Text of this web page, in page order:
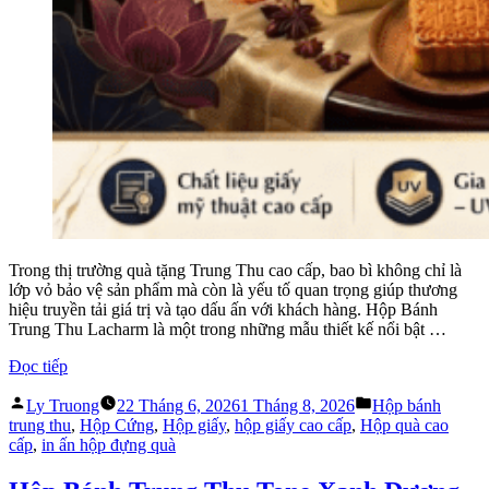
Trong thị trường quà tặng Trung Thu cao cấp, bao bì không chỉ là
lớp vỏ bảo vệ sản phẩm mà còn là yếu tố quan trọng giúp thương
hiệu truyền tải giá trị và tạo dấu ấn với khách hàng. Hộp Bánh
Trung Thu Lacharm là một trong những mẫu thiết kế nổi bật …
Đọc tiếp“Hộp
Trung
Thu
Lacharm
Thiết
Đăng
bởi
Ly Truong 22 Tháng 6, 20261 Tháng 8, 2026
Đăng
trong
Hộp bánh
trung thu, Hộp Cứng, Hộp giấy, hộp giấy cao cấp, Hộp quà cao
cấp, in ấn hộp đựng quà